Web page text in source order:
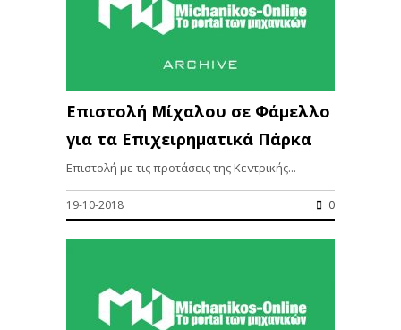
Επιστολή Μίχαλου σε Φάμελλο
για τα Επιχειρηματικά Πάρκα
Επιστολή με τις προτάσεις της Κεντρικής...
19-10-2018 0